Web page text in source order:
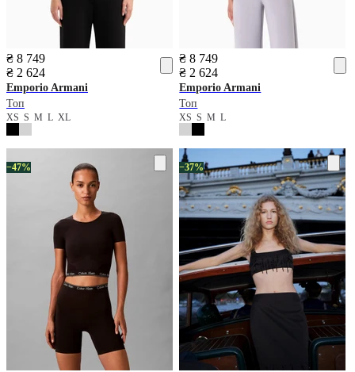
₴ 8 749
₴ 2 624
Emporio Armani
Топ
XS S M L XL
₴ 8 749
₴ 2 624
Emporio Armani
Топ
XSSML
−47% −37%